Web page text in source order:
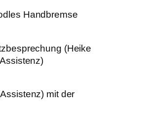
Handbremse
(Heike
mit der